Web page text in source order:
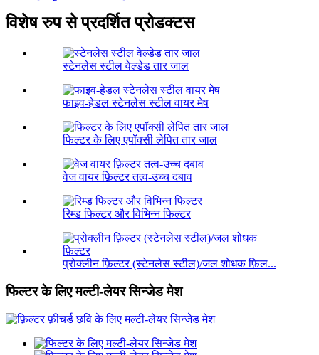
विशेष रुप से प्रदर्शित प्रोडक्टस
स्टेनलेस स्टील वेल्डेड तार जाल
फाइव-हेडल स्टेनलेस स्टील वायर मेष
फिल्टर के लिए एपॉक्सी लेपित तार जाल
वेज वायर फ़िल्टर तत्व-उच्च दबाव
रिम्ड फिल्टर और विभिन्न फिल्टर
प्रोक्लीन फ़िल्टर (स्टेनलेस स्टील)/जल शोधक फ़िल...
फिल्टर के लिए मल्टी-लेयर सिन्जेड मेश